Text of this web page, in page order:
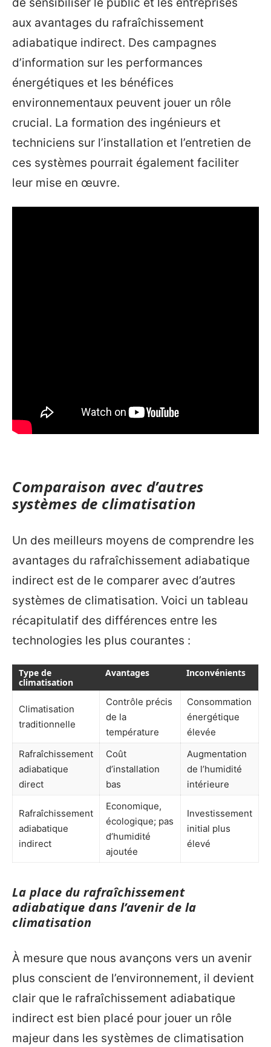
de sensibiliser le public et les entreprises
aux avantages du rafraîchissement
adiabatique indirect. Des campagnes
d’information sur les performances
énergétiques et les bénéfices
environnementaux peuvent jouer un rôle
crucial. La formation des ingénieurs et
techniciens sur l’installation et l’entretien de
ces systèmes pourrait également faciliter
leur mise en œuvre.
Comparaison avec d’autres
systèmes de climatisation
Un des meilleurs moyens de comprendre les
avantages du rafraîchissement adiabatique
indirect est de le comparer avec d’autres
systèmes de climatisation. Voici un tableau
récapitulatif des différences entre les
technologies les plus courantes :
Type de
climatisation
Avantages Inconvénients
Climatisation
traditionnelle
Contrôle précis
de la
température
Consommation
énergétique
élevée
Rafraîchissement
adiabatique
direct
Coût
d’installation
bas
Augmentation
de l’humidité
intérieure
Rafraîchissement
adiabatique
indirect
Economique,
écologique; pas
d’humidité
ajoutée
Investissement
initial plus
élevé
La place du rafraîchissement
adiabatique dans l’avenir de la
climatisation
À mesure que nous avançons vers un avenir
plus conscient de l’environnement, il devient
clair que le rafraîchissement adiabatique
indirect est bien placé pour jouer un rôle
majeur dans les systèmes de climatisation